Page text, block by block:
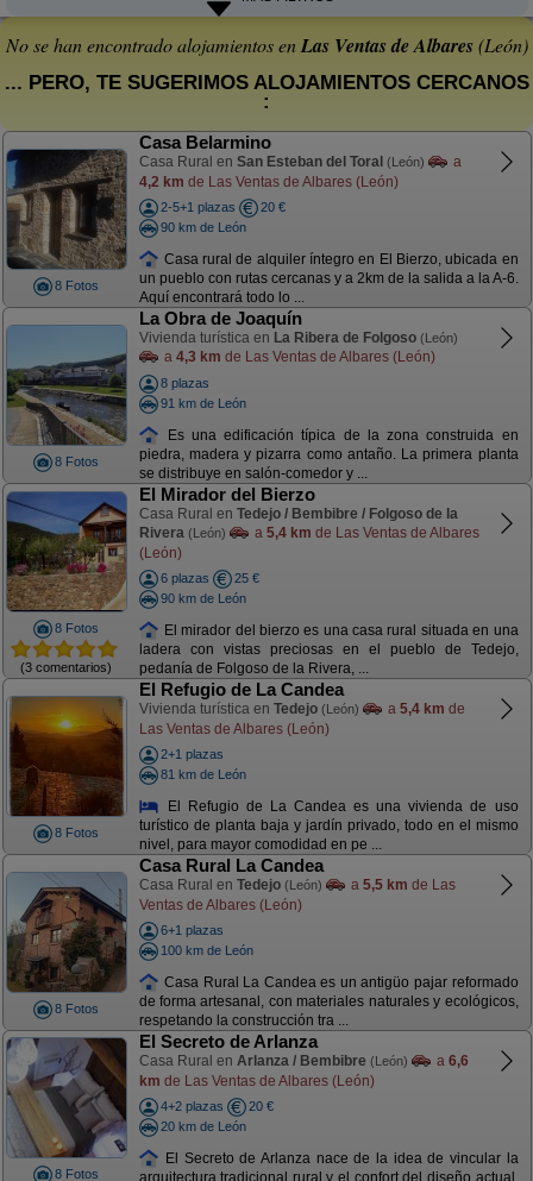
No se han encontrado alojamientos enLas Ventas de Albares(León)
... PERO, TE SUGERIMOS ALOJAMIENTOS CERCANOS
:
8 Fotos
Casa Belarmino
Casa Rural en San Esteban del Toral (León)
a
4,2 km de Las Ventas de Albares (León)
2-5+1 plazas
20 €
90 km de León
Casa rural de alquiler íntegro en El Bierzo, ubicada en
un pueblo con rutas cercanas y a 2km de la salida a la A-6.
Aquí encontrará todo lo ...
8 Fotos
La Obra de Joaquín
Vivienda turística en La Ribera de Folgoso (León)
a 4,3 km de Las Ventas de Albares (León)
8 plazas
91 km de León
Es una edificación típica de la zona construida en
piedra, madera y pizarra como antaño. La primera planta
se distribuye en salón-comedor y ...
8 Fotos
(3 comentarios)
El Mirador del Bierzo
Casa Rural en Tedejo / Bembibre / Folgoso de la
Rivera (León) a 5,4 km de Las Ventas de Albares
(León)
6 plazas
25 €
90 km de León
El mirador del bierzo es una casa rural situada en una
ladera con vistas preciosas en el pueblo de Tedejo,
pedanía de Folgoso de la Rivera, ...
8 Fotos
El Refugio de La Candea
Vivienda turística en Tedejo (León) a 5,4 km de
Las Ventas de Albares (León)
2+1 plazas
81 km de León
El Refugio de La Candea es una vivienda de uso
turístico de planta baja y jardín privado, todo en el mismo
nivel, para mayor comodidad en pe ...
8 Fotos
Casa Rural La Candea
Casa Rural en Tedejo (León) a 5,5 km de Las
Ventas de Albares (León)
6+1 plazas
100 km de León
Casa Rural La Candea es un antigüo pajar reformado
de forma artesanal, con materiales naturales y ecológicos,
respetando la construcción tra ...
8 Fotos
El Secreto de Arlanza
Casa Rural en Arlanza / Bembibre (León) a 6,6
km de Las Ventas de Albares (León)
4+2 plazas
20 €
20 km de León
El Secreto de Arlanza nace de la idea de vincular la